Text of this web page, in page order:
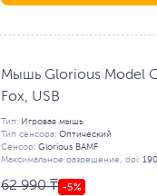
Мышь Glorious Model
Fox, USB
Тип: Игровая мышь
Тип сенсора: Оптический
Сенсор: Glorious BAMF
Максимальное разрешение, dpi:
62 990 ₸